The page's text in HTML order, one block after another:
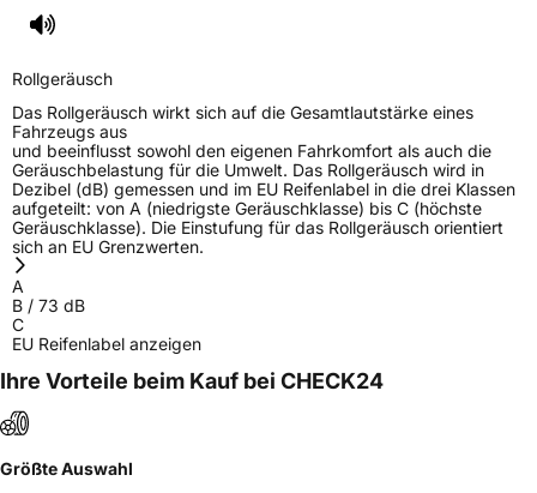
Rollgeräusch
Das Rollgeräusch wirkt sich auf die Gesamtlautstärke eines
Fahrzeugs aus
und beeinflusst sowohl den eigenen Fahrkomfort als auch die
Geräuschbelastung für die Umwelt. Das Rollgeräusch wird in
Dezibel (dB) gemessen und im EU Reifenlabel in die drei Klassen
aufgeteilt: von A (niedrigste Geräuschklasse) bis C (höchste
Geräuschklasse). Die Einstufung für das Rollgeräusch orientiert
sich an EU Grenzwerten.
A
B / 73 dB
C
EU Reifenlabel anzeigen
Ihre Vorteile beim Kauf bei CHECK24
Größte Auswahl